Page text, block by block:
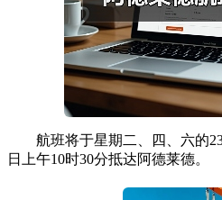
航班将于星期二、四、六的23
日上午10时30分抵达阿德莱德。